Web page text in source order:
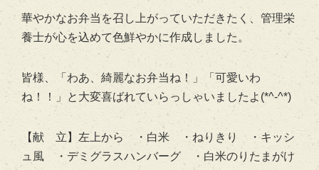
華やかなお弁当を召し上がっていただきたく、管理栄
養士が心を込めて色鮮やかに作成しました。
皆様、「わあ、綺麗なお弁当ね！」「可愛いわ
ね！！」と大変喜ばれていらっしゃいましたよ(*^-^*)
【献 立】左上から ・白米 ・ねりきり ・キッシ
ュ風 ・デミグラスハンバーグ ・白米のりたまがけ